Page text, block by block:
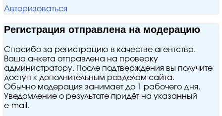
Авторизоваться
Регистрация отправлена на модерацию
Спасибо за регистрацию в качестве агентства.
Ваша анкета отправлена на проверку
администратору. После подтверждения вы получите
доступ к дополнительным разделам сайта.
Обычно модерация занимает до 1 рабочего дня.
Уведомление о результате придёт на указанный
e‑mail.